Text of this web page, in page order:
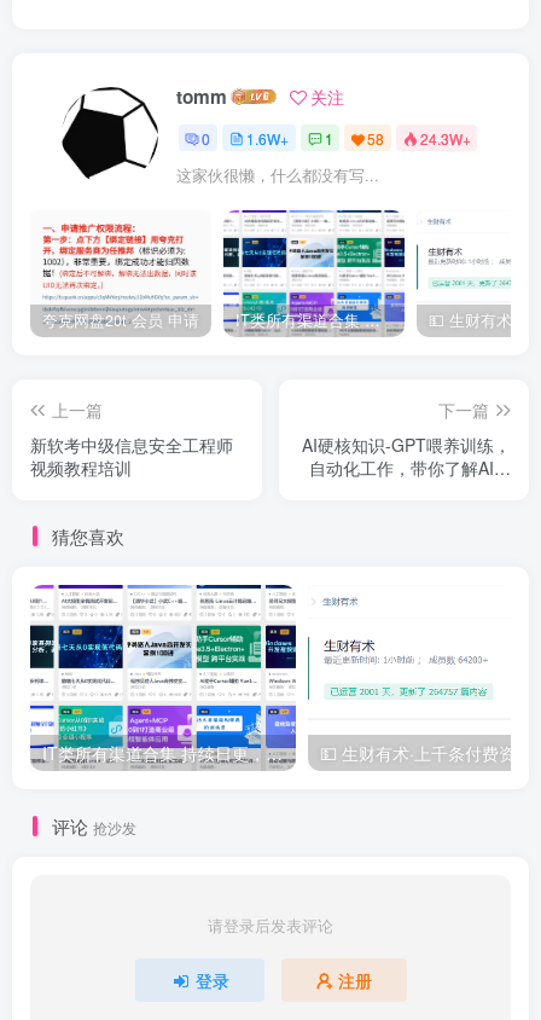
tomm 关注
0 1.6W+ 1 58 24.3W+
这家伙很懒，什么都没有写...
夸克网盘20t 会员 申请 IT类所有渠道合集 持续日更，目前近四千多条资源 年费用户微信私信获取权限
上一篇
新软考中级信息安全工程师
视频教程培训
下一篇
AI硬核知识-GPT喂养训练，
自动化工作，带你了解AI的
猜您喜欢
IT类所有渠道合集 持续日更，目前近四千多条资源 年费用户微信私信获取权限
评论 抢沙发
请登录后发表评论
登录 注册